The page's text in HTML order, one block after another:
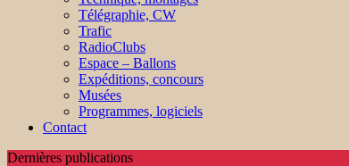
Télégraphie, CW
Trafic
RadioClubs
Espace – Ballons
Expéditions, concours
Musées
Programmes, logiciels
Contact
Dernières publications